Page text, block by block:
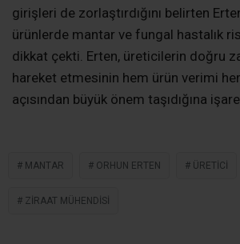
girişleri de zorlaştırdığını belirten
ürünlerde mantar ve fungal hastalık
dikkat çekti. Erten, üreticilerin doğru
hareket etmesinin hem ürün verimi
açısından büyük önem taşıdığına
MANTAR ORHUN ERTEN ÜRETICI
ZIRAAT MÜHENDISI